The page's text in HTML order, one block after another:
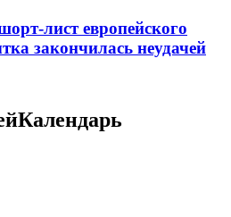
лист европейского
закончилась неудачей
Календарь